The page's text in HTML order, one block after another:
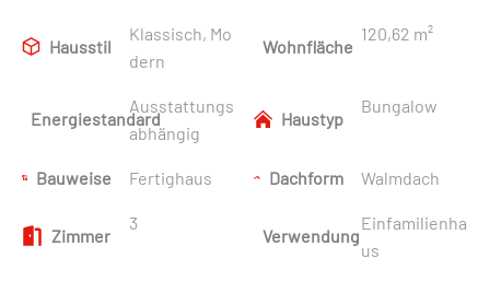
Hausstil
Klassisch, Mo
dern
Wohnfläche
120,62 m²
Energiestandard
Ausstattungs
abhängig
Haustyp
Bungalow
Bauweise Fertighaus Dachform Walmdach
Zimmer
3
Verwendung
Einfamilienha
us